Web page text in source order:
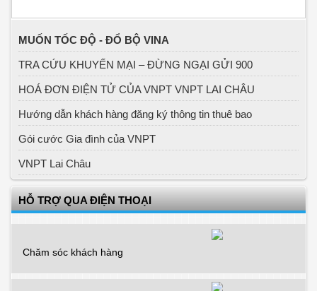
MUỐN TỐC ĐỘ - ĐỔ BỘ VINA
TRA CỨU KHUYẾN MẠI – ĐỪNG NGẠI GỬI 900
HOÁ ĐƠN ĐIỆN TỬ CỦA VNPT VNPT LAI CHÂU
Hướng dẫn khách hàng đăng ký thông tin thuê bao
Gói cước Gia đình của VNPT
VNPT Lai Châu
HỖ TRỢ QUA ĐIỆN THOẠI
Chăm sóc khách hàng